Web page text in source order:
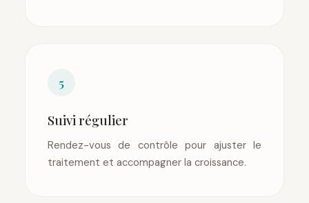
5
Suivi régulier
Rendez-vous de contrôle pour ajuster le
traitement et accompagner la croissance.